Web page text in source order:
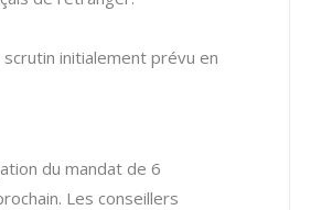
initialement prévu en
du mandat de 6
Les conseillers